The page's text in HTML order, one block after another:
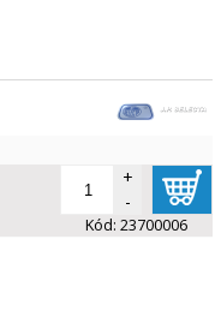
+
-
Kód: 23700006